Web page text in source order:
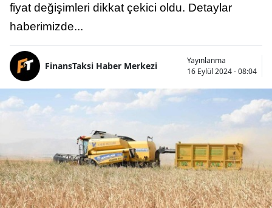
fiyat değişimleri dikkat çekici oldu. Detaylar
haberimizde...
FinansTaksi Haber Merkezi
Yayınlanma
16 Eylül 2024 - 08:04